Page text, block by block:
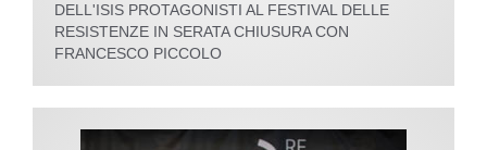
DELL'ISIS PROTAGONISTI AL FESTIVAL DELLE
RESISTENZE IN SERATA CHIUSURA CON
FRANCESCO PICCOLO